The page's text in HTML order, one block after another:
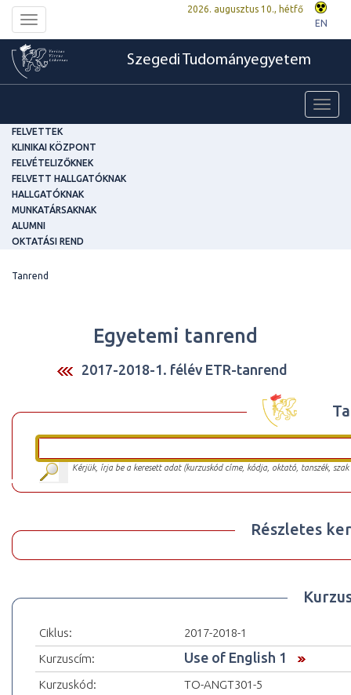
Toggle
navigation
2026. augusztus 10., hétfő
EN
Szegedi Tudományegyetem
FELVETTEK
KLINIKAI KÖZPONT
FELVÉTELIZŐKNEK
FELVETT HALLGATÓKNAK
HALLGATÓKNAK
MUNKATÁRSAKNAK
ALUMNI
OKTATÁSI REND
Tanrend
Egyetemi tanrend
2017-2018-1. félév ETR-tanrend
Kérjük, írja be a keresett adat (kurzuskód címe, kódja, oktató, tanszék,
Részletes
Ciklus:
2017-2018-1
Kurzuscím:
Use of English 1
Kurzuskód:
TO-ANGT301-5